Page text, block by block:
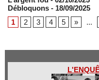
Débloquons - 18/09/2025
1
2 3 4 5 » ...